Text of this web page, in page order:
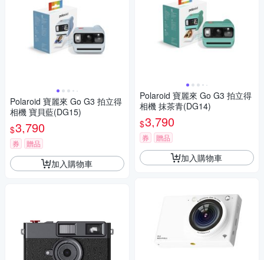
Polaroid 寶麗來 Go G3 拍立得
相機 寶貝藍(DG15)
$3,790
券 贈品
加入購物車
Polaroid 寶麗來 Go G3 拍立得
相機 抹茶青(DG14)
$3,790
券 贈品
加入購物車